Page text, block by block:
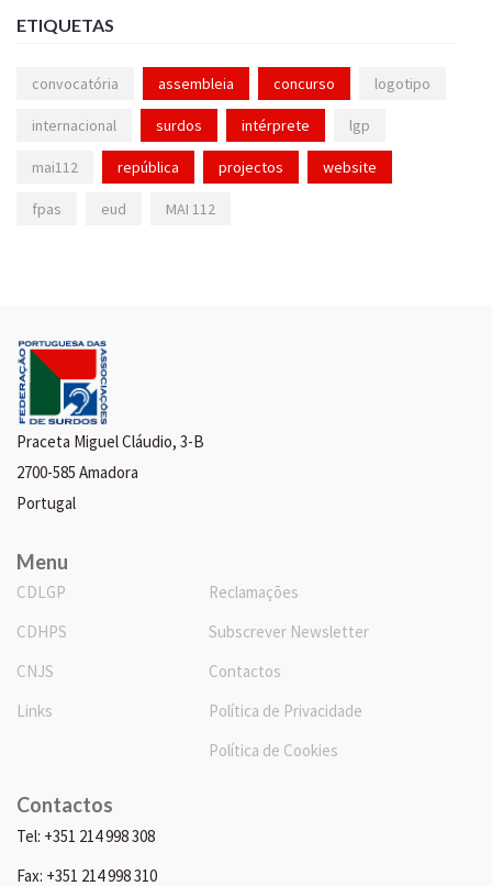
ETIQUETAS
convocatória assembleia concurso logotipo
internacional surdos intérprete lgp
mai112 república projectos website
fpas eud MAI 112
Praceta Miguel Cláudio, 3-B
2700-585 Amadora
Portugal
Menu
CDLGP
CDHPS
CNJS
Links
Reclamações
Subscrever Newsletter
Contactos
Política de Privacidade
Política de Cookies
Contactos
Tel: +351 214 998 308
Fax: +351 214 998 310